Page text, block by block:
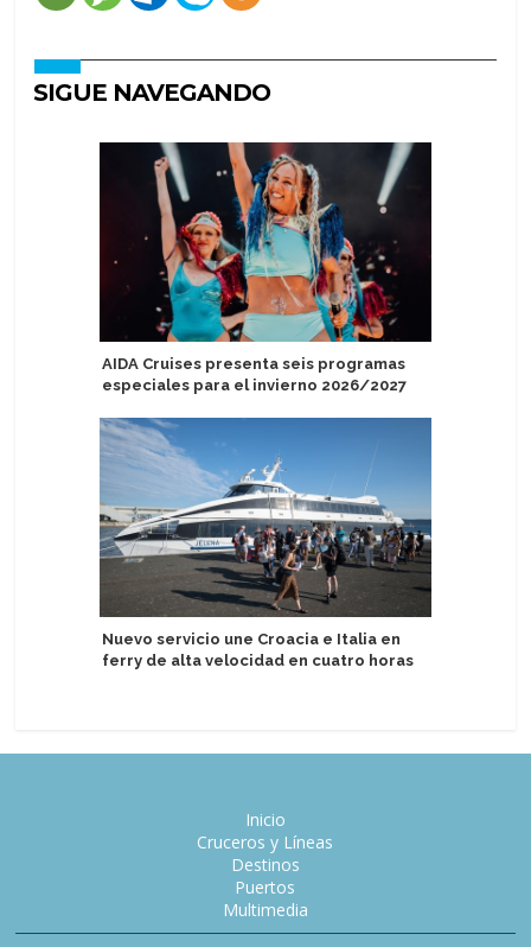
SIGUE NAVEGANDO
AIDA Cruises presenta seis programas
especiales para el invierno 2026/2027
Nuevo servicio une Croacia e Italia en
ferry de alta velocidad en cuatro horas
Inicio
Cruceros y Líneas
Destinos
Puertos
Multimedia